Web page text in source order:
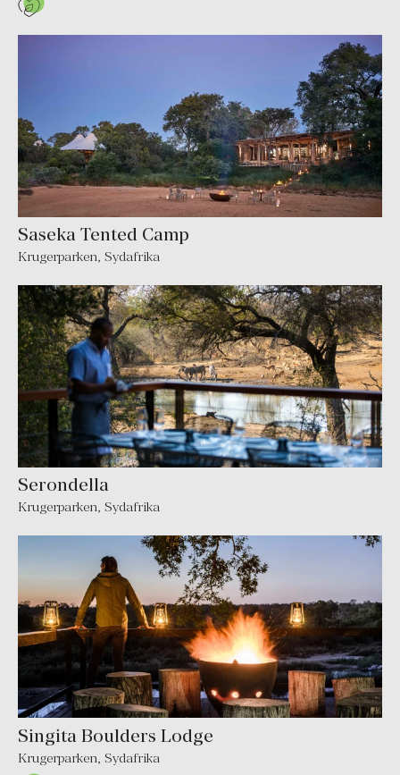
Saseka Tented Camp
Krugerparken, Sydafrika
Serondella
Krugerparken, Sydafrika
Singita Boulders Lodge
Krugerparken, Sydafrika